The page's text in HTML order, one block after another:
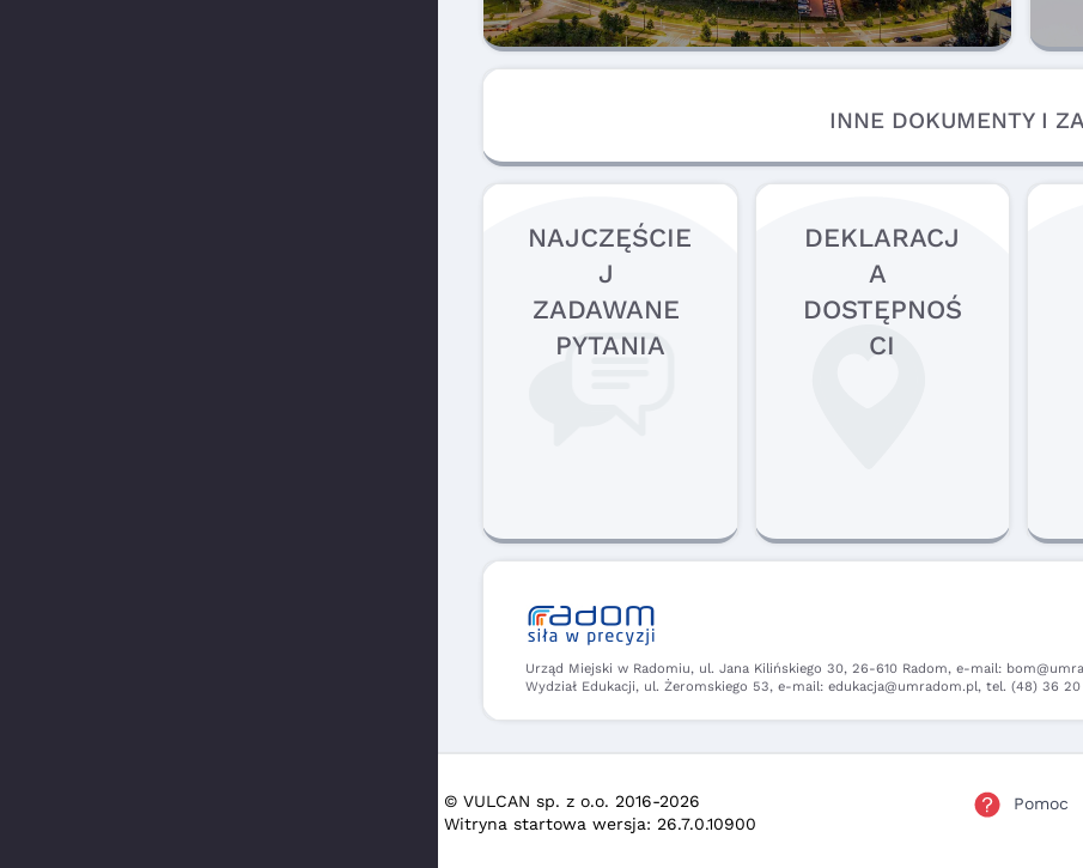
INNE DOKUMENTY I
NAJCZĘŚCIE
J
ZADAWANE
PYTANIA
DEKLARACJ
A
DOSTĘPNOŚ
CI
Urząd Miejski w Radomiu, ul. Jana Kilińskiego 30, 26-610 Radom,e-mail:
Wydział Edukacji, ul. Żeromskiego 53,e-mail: edukacja@umradom.pl, tel. (48) 36
© VULCAN sp. z o.o. 2016-2026
Witryna startowa wersja: 26.7.0.10900
Pomoc